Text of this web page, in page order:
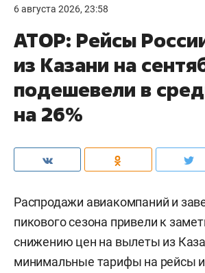
6 августа 2026, 23:58
АТОР: Рейсы
из Казани на
подешевели в
на 26%
Распродажи авиакомпаний и
пикового сезона привели к
снижению цен на вылеты из
минимальные тарифы на рейсы